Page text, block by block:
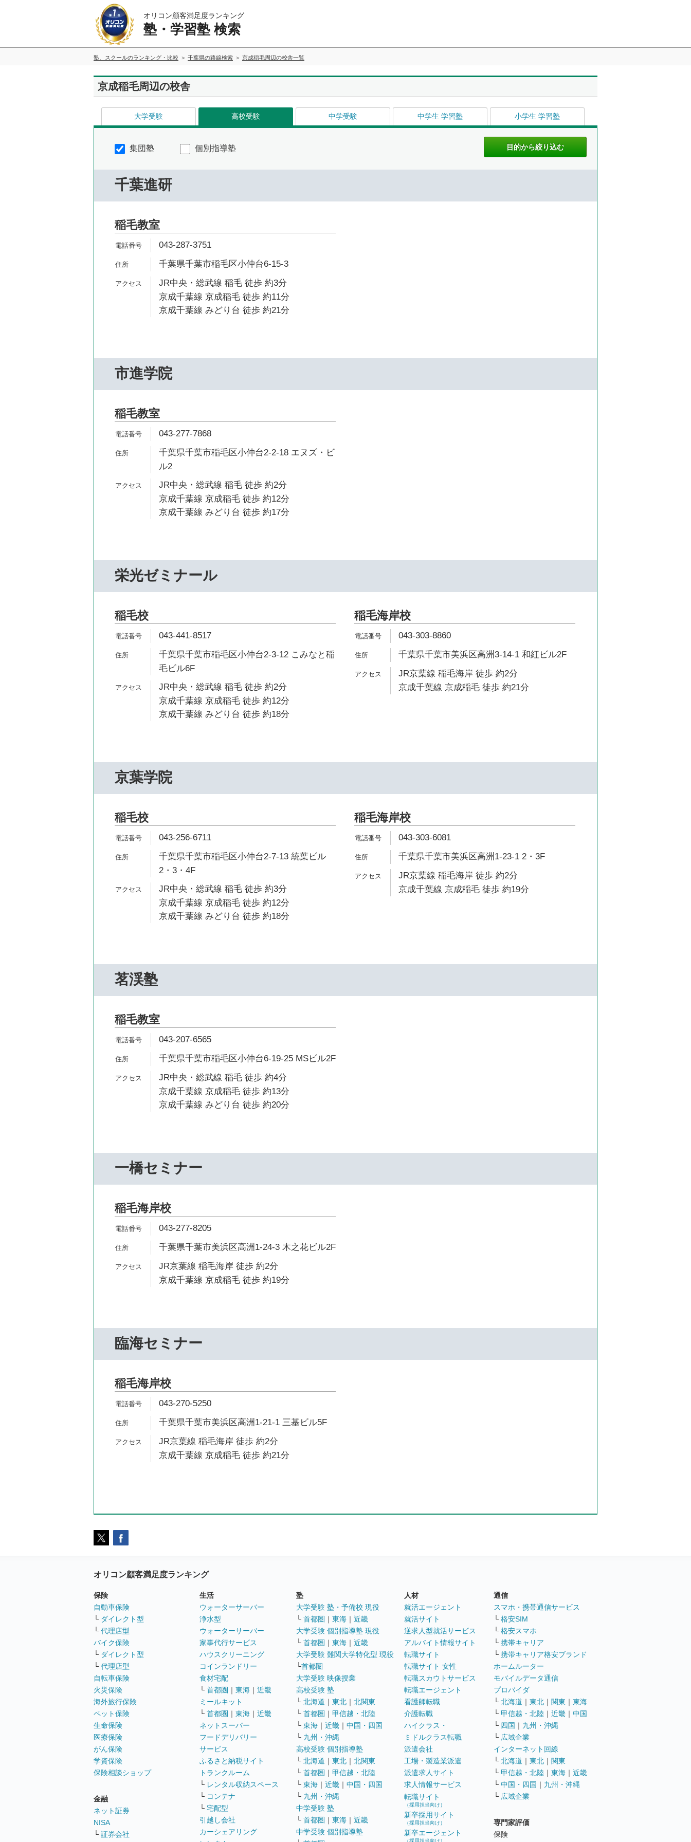
オリコン顧客満足度ランキング
塾・学習塾 検索
塾、スクールのランキング・比較 千葉県の路線検索 京成稲毛周辺の校舎一覧
京成稲毛周辺の校舎
大学受験 高校受験 中学受験 中学生 学習塾 小学生 学習塾
集団塾 個別指導塾
千葉進研
稲毛教室
043-287-3751
千葉県千葉市稲毛区小仲台6-15-3
JR中央・総武線 稲毛 徒歩 約3分
京成千葉線 京成稲毛 徒歩 約11分
京成千葉線 みどり台 徒歩 約21分
市進学院
稲毛教室
043-277-7868
千葉県千葉市稲毛区小仲台2-2-18 エヌズ・ビ
ル2
JR中央・総武線 稲毛 徒歩 約2分
京成千葉線 京成稲毛 徒歩 約12分
京成千葉線 みどり台 徒歩 約17分
栄光ゼミナール
稲毛校
043-441-8517
千葉県千葉市稲毛区小仲台2-3-12 こみなと稲
毛ビル6F
JR中央・総武線 稲毛 徒歩 約2分
京成千葉線 京成稲毛 徒歩 約12分
京成千葉線 みどり台 徒歩 約18分
稲毛海岸校
043-303-8860
千葉県千葉市美浜区高洲3-14-1 和紅ビル2F
JR京葉線 稲毛海岸 徒歩 約2分
京成千葉線 京成稲毛 徒歩 約21分
京葉学院
稲毛校
043-256-6711
千葉県千葉市稲毛区小仲台2-7-13 統葉ビル
2・3・4F
JR中央・総武線 稲毛 徒歩 約3分
京成千葉線 京成稲毛 徒歩 約12分
京成千葉線 みどり台 徒歩 約18分
稲毛海岸校
043-303-6081
千葉県千葉市美浜区高洲1-23-1 2・3F
JR京葉線 稲毛海岸 徒歩 約2分
京成千葉線 京成稲毛 徒歩 約19分
茗渓塾
稲毛教室
043-207-6565
千葉県千葉市稲毛区小仲台6-19-25 MSビル2F
JR中央・総武線 稲毛 徒歩 約4分
京成千葉線 京成稲毛 徒歩 約13分
京成千葉線 みどり台 徒歩 約20分
一橋セミナー
稲毛海岸校
043-277-8205
千葉県千葉市美浜区高洲1-24-3 木之花ビル2F
JR京葉線 稲毛海岸 徒歩 約2分
京成千葉線 京成稲毛 徒歩 約19分
臨海セミナー
稲毛海岸校
043-270-5250
千葉県千葉市美浜区高洲1-21-1 三基ビル5F
JR京葉線 稲毛海岸 徒歩 約2分
京成千葉線 京成稲毛 徒歩 約21分
オリコン顧客満足度ランキング
保険
自動車保険
└ ダイレクト型
└ 代理店型
バイク保険
└ ダイレクト型
└ 代理店型
自転車保険
火災保険
海外旅行保険
ペット保険
生命保険
医療保険
がん保険
学資保険
保険相談ショップ
金融
ネット証券
NISA
└ 証券会社
生活
ウォーターサーバー
浄水型
ウォーターサーバー
家事代行サービス
ハウスクリーニング
コインランドリー
食材宅配
└ 首都圏 ｜ 東海 ｜ 近畿
ミールキット
└ 首都圏 ｜ 東海 ｜ 近畿
ネットスーパー
フードデリバリー
サービス
ふるさと納税サイト
トランクルーム
└ レンタル収納スペース
└ コンテナ
└ 宅配型
引越し会社
カーシェアリング
塾
大学受験 塾・予備校 現役
└ 首都圏 ｜ 東海 ｜ 近畿
大学受験 個別指導塾 現役
└ 首都圏 ｜ 東海 ｜ 近畿
大学受験 難関大学特化型 現役
└首都圏
大学受験 映像授業
高校受験 塾
└ 北海道 ｜ 東北 ｜ 北関東
└ 首都圏 ｜ 甲信越・北陸
└ 東海 ｜ 近畿 ｜ 中国・四国
└ 九州・沖縄
高校受験 個別指導塾
└ 北海道 ｜ 東北 ｜ 北関東
└ 首都圏 ｜ 甲信越・北陸
└ 東海 ｜ 近畿 ｜ 中国・四国
└ 九州・沖縄
中学受験 塾
└ 首都圏 ｜ 東海 ｜ 近畿
中学受験 個別指導塾
人材
就活エージェント
就活サイト
逆求人型就活サービス
アルバイト情報サイト
転職サイト
転職サイト 女性
転職スカウトサービス
転職エージェント
看護師転職
介護転職
ハイクラス・
ミドルクラス転職
派遣会社
工場・製造業派遣
派遣求人サイト
求人情報サービス
転職サイト
（採用担当向け）
新卒採用サイト
（採用担当向け）
新卒エージェント
（採用担当向け）
通信
スマホ・携帯通信サービス
└ 格安SIM
└ 格安スマホ
└ 携帯キャリア
└ 携帯キャリア格安ブランド
ホームルーター
モバイルデータ通信
プロバイダ
└ 北海道 ｜ 東北 ｜ 関東 ｜ 東海
└ 甲信越・北陸 ｜ 近畿 ｜ 中国
└ 四国 ｜ 九州・沖縄
└ 広域企業
インターネット回線
└ 北海道 ｜ 東北 ｜ 関東
└ 甲信越・北陸 ｜ 東海 ｜ 近畿
└ 中国・四国 ｜ 九州・沖縄
└ 広域企業
専門家評価
保険